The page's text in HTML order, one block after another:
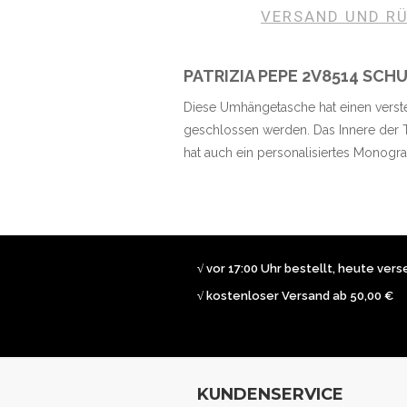
PATRIZIA PEPE 2V8514
Diese Umhängetasche hat einen
geschlossen werden. Das Innere der
hat auch ein personalisiertes
VERSAND UND
√ vor 17:00 Uhr bestellt, heute
√ kostenloser Versand ab 50,00 €
KUNDENSERVICE